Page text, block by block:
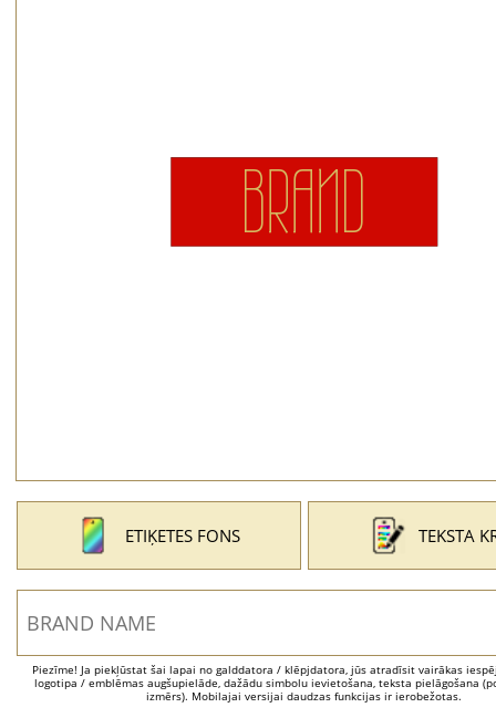
ETIĶETES FONS TEKSTA
Piezīme! Ja piekļūstat šai lapai no galddatora / klēpjdatora, jūs atradīsit vairākas
logotipa / emblēmas augšupielāde, dažādu simbolu ievietošana, teksta pielāgošana
izmērs). Mobilajai versijai daudzas funkcijas ir ierobežotas.